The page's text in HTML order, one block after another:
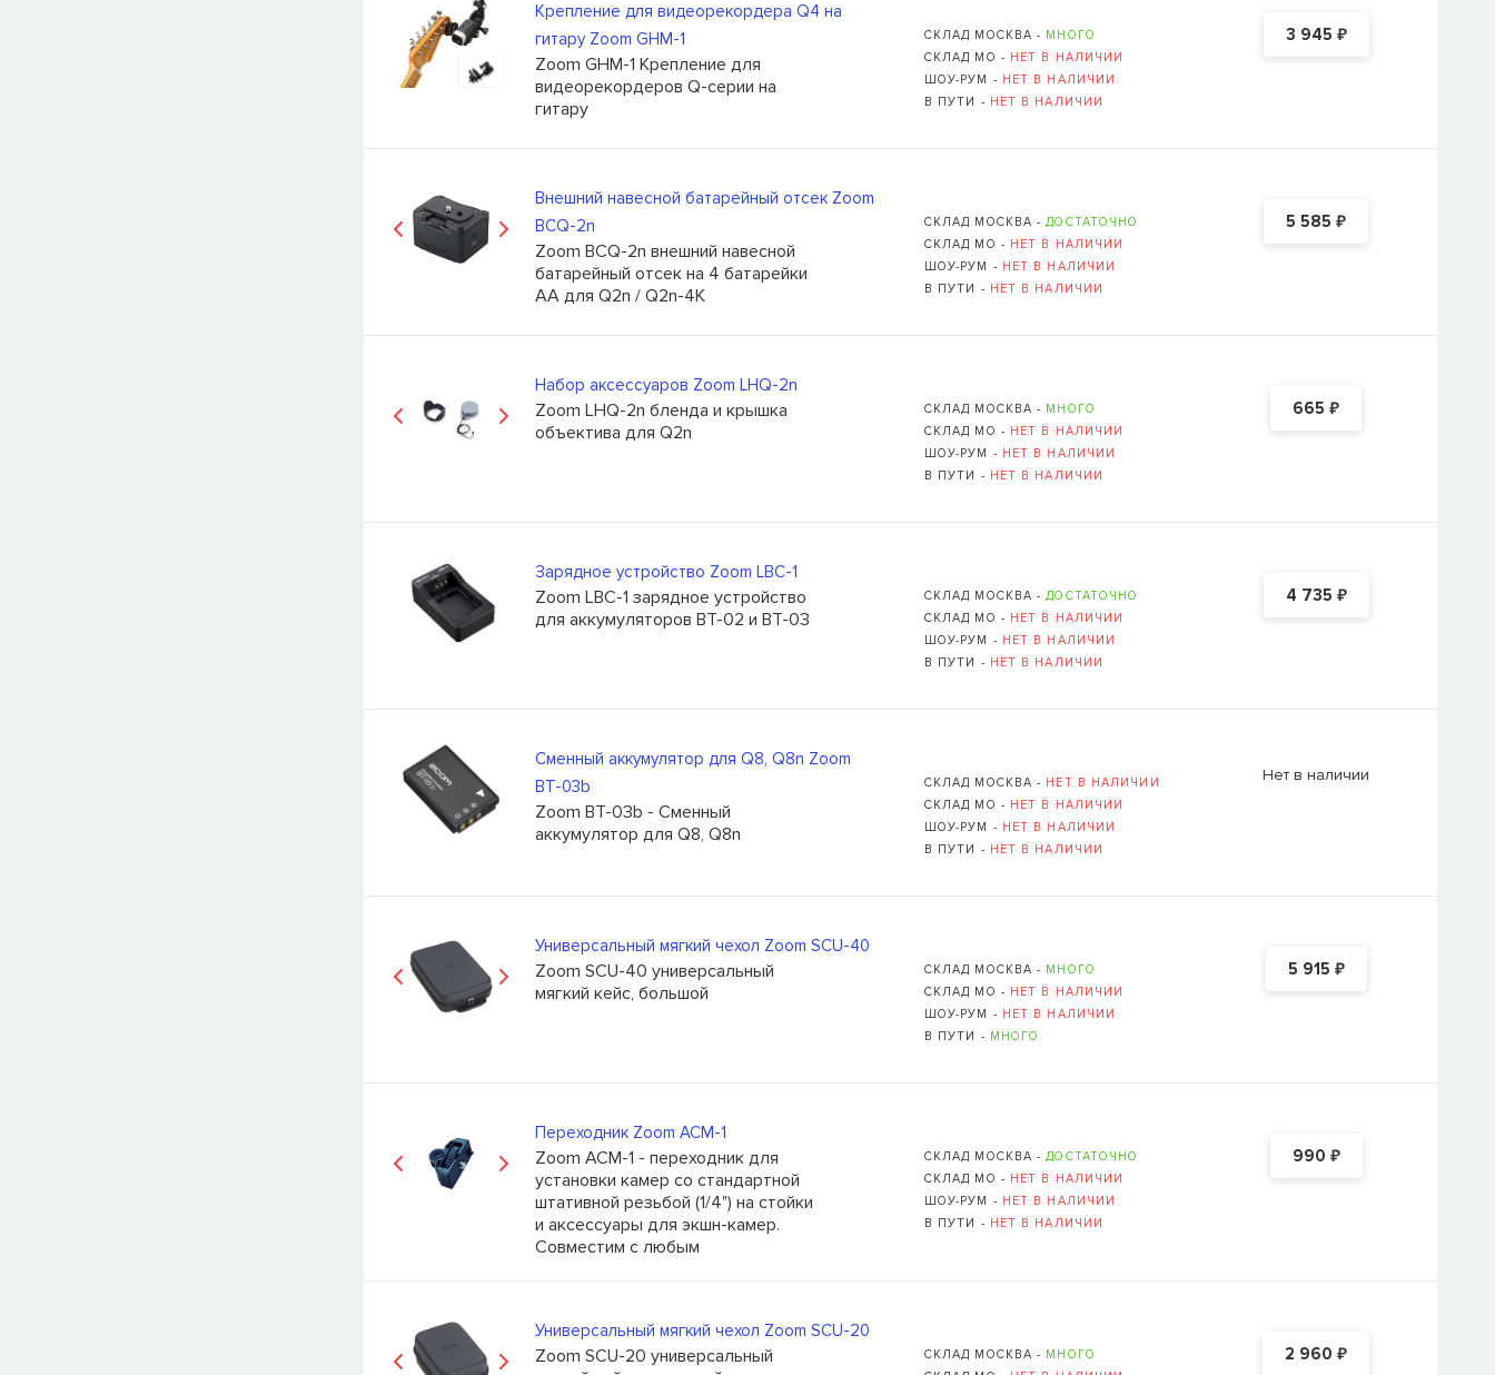
109235, Г. МОСКВА, КУРЬЯНОВСКАЯ НАБЕРЕЖНАЯ, Д. 6, СТР. 1 (
пн–чт: 10:00–19:00
СООБЩИТЬ
Крепление для видеорекордера Q4 на
гитару Zoom GHM-1
Zoom GHM-1 Крепление для
видеорекордеров Q-серии на
гитару
3 945 ₽
СКЛАД МОСКВА - МНОГО
СКЛАД МО - НЕТ В НАЛИЧИИ
ШОУ-РУМ - НЕТ В НАЛИЧИИ
В ПУТИ - НЕТ В НАЛИЧИИ
Внешний навесной батарейный отсек Zoom
BCQ-2n
Zoom BCQ-2n внешний навесной
батарейный отсек на 4 батарейки
АА для Q2n / Q2n-4K
5 585₽
СКЛАД МОСКВА -ДОСТАТОЧНО
СКЛАД МО - НЕТ В НАЛИЧИИ
ШОУ-РУМ - НЕТ В НАЛИЧИИ
В ПУТИ - НЕТ В НАЛИЧИИ
Набор аксессуаров Zoom LHQ-2n
Zoom LHQ-2n бленда и крышка
объектива для Q2n
665₽
СКЛАД МОСКВА - МНОГО
СКЛАД МО - НЕТ В НАЛИЧИИ
ШОУ-РУМ - НЕТ В НАЛИЧИИ
В ПУТИ - НЕТ В НАЛИЧИИ
Зарядное устройство Zoom LBC-1
Zoom LBC-1 зарядное устройство
для аккумуляторов BT-02 и BT-03
4 735 ₽
СКЛАД МОСКВА -ДОСТАТОЧНО
СКЛАД МО - НЕТ В НАЛИЧИИ
ШОУ-РУМ - НЕТ В НАЛИЧИИ
В ПУТИ - НЕТ В НАЛИЧИИ
Сменный аккумулятор для Q8, Q8n Zoom
BT-03b
Zoom BT-03b - Сменный
аккумулятор для Q8, Q8n
Нет в наличии
СКЛАД МОСКВА - НЕТ В НАЛИЧИИ
СКЛАД МО - НЕТ В НАЛИЧИИ
ШОУ-РУМ - НЕТ В НАЛИЧИИ
В ПУТИ - НЕТ В НАЛИЧИИ
Универсальный мягкий чехол Zoom SCU-40
Zoom SCU-40 универсальный
мягкий кейс, большой
5 915 ₽
СКЛАД МОСКВА - МНОГО
СКЛАД МО - НЕТ В НАЛИЧИИ
ШОУ-РУМ - НЕТ В НАЛИЧИИ
В ПУТИ - МНОГО
Переходник Zoom ACM-1
Zoom ACM-1 - переходник для
установки камер со стандартной
штативной резьбой (1/4") на стойки
и аксессуары для экшн-камер.
Совместим с любым
990 ₽
СКЛАД МОСКВА -ДОСТАТОЧНО
СКЛАД МО - НЕТ В НАЛИЧИИ
ШОУ-РУМ - НЕТ В НАЛИЧИИ
В ПУТИ - НЕТ В НАЛИЧИИ
Универсальный мягкий чехол Zoom SCU-20
Zoom SCU-20 универсальный
2 960₽
СКЛАД МОСКВА - МНОГО